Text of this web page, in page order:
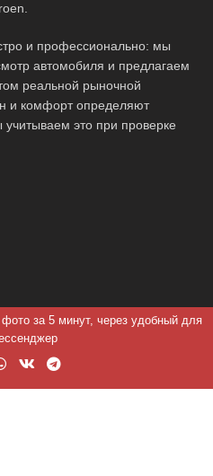
и профессионально: мы
автомобиля и предлагаем
реальной рыночной
и комфорт определяют
это при проверке
за 5 минут, через удобный для